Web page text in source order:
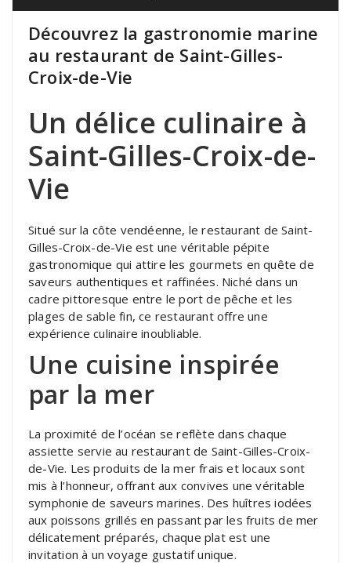
Découvrez la gastronomie marine
au restaurant de Saint-Gilles-
Croix-de-Vie
Un délice culinaire à
Saint-Gilles-Croix-de-
Vie
Situé sur la côte vendéenne, le restaurant de Saint-
Gilles-Croix-de-Vie est une véritable pépite
gastronomique qui attire les gourmets en quête de
saveurs authentiques et raffinées. Niché dans un
cadre pittoresque entre le port de pêche et les
plages de sable fin, ce restaurant offre une
expérience culinaire inoubliable.
Une cuisine inspirée
par la mer
La proximité de l’océan se reflète dans chaque
assiette servie au restaurant de Saint-Gilles-Croix-
de-Vie. Les produits de la mer frais et locaux sont
mis à l’honneur, offrant aux convives une véritable
symphonie de saveurs marines. Des huîtres iodées
aux poissons grillés en passant par les fruits de mer
délicatement préparés, chaque plat est une
invitation à un voyage gustatif unique.